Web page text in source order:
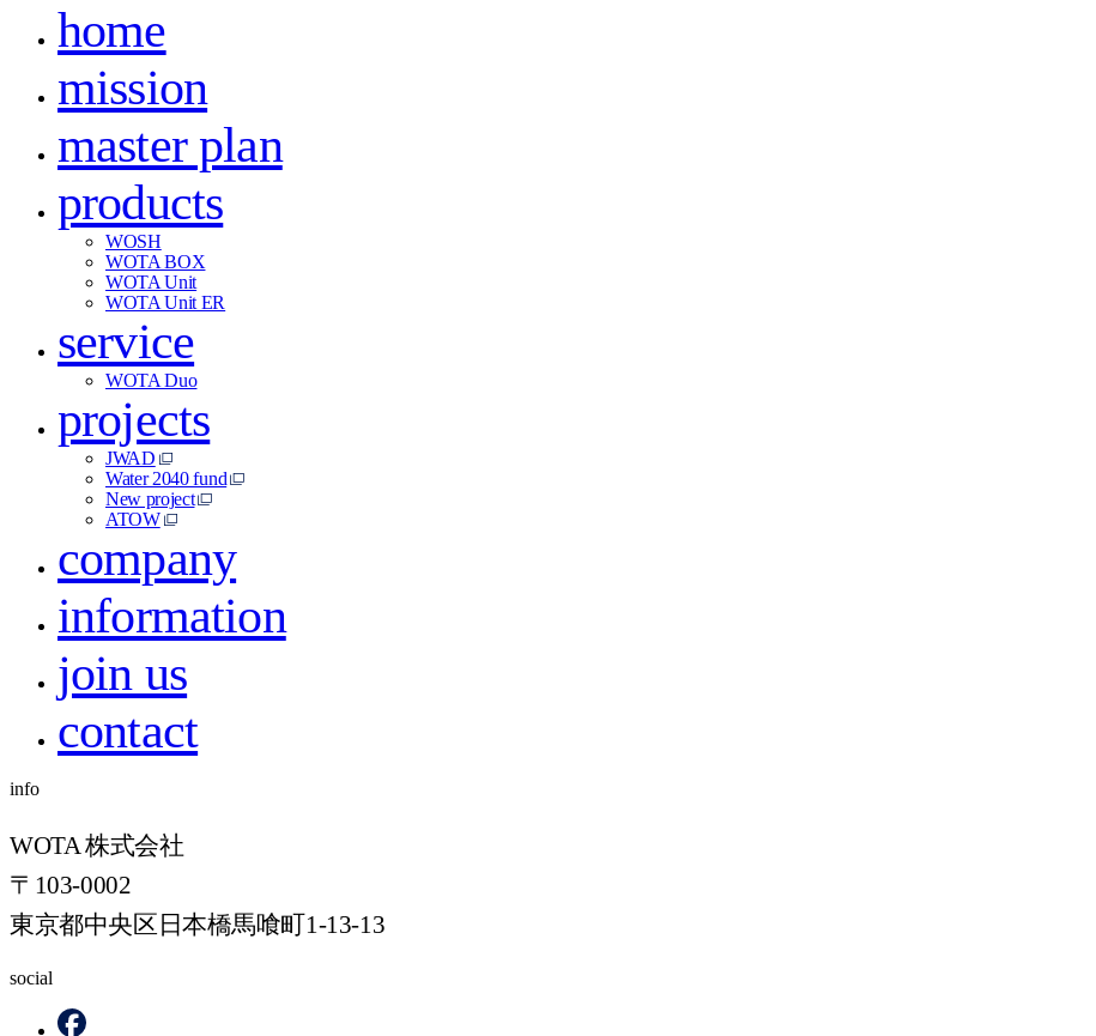
home
mission
master plan
products
WOSH
WOTA BOX
WOTA Unit
WOTA Unit ER
service
WOTA Duo
projects
JWAD
Water 2040 fund
New project
ATOW
company
information
join us
contact
info
WOTA 株式会社
〒103-0002
東京都中央区日本橋馬喰町1-13-13
social